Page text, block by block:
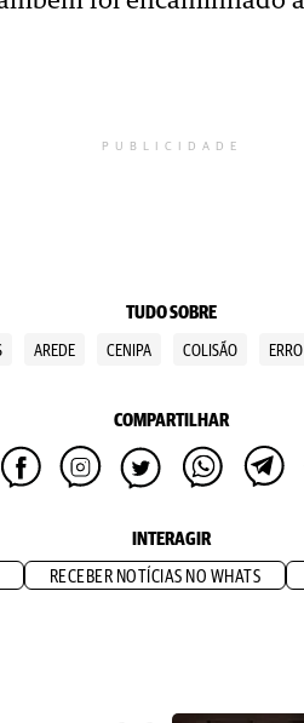
PUBLICIDADE
TUDO SOBRE
AREDE CENIPA COLISÃO
COMPARTILHAR
INTERAGIR
RECEBER NOTÍCIAS NO WHATS